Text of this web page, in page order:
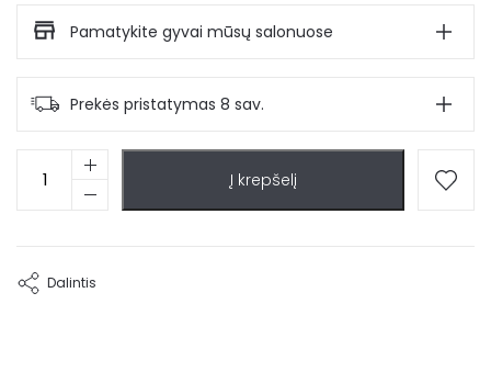
Pamatykite gyvai mūsų salonuose
Prekės pristatymas 8 sav.
produkto
kiekis:
Anka
Į krepšelį
Dalintis